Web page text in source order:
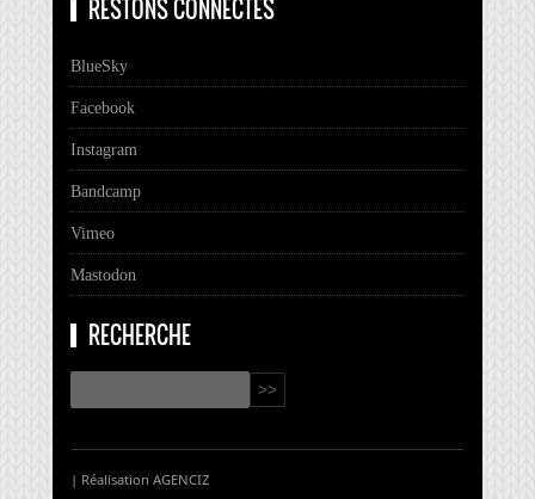
RESTONS CONNECTÉS
BlueSky
Facebook
Instagram
Bandcamp
Vimeo
Mastodon
RECHERCHE
| Réalisation AGENCIZ